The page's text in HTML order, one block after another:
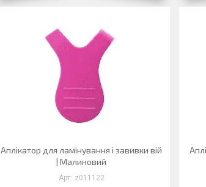
Аплікатор для ламінування і завивки вій
| Малиновий
z011122